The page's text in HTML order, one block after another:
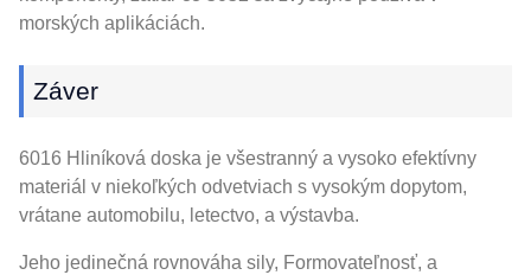
morských aplikáciách.
Záver
6016 Hliníková doska je všestranný a vysoko efektívny
materiál v niekoľkých odvetviach s vysokým dopytom,
vrátane automobilu, letectvo, a výstavba.
Jeho jedinečná rovnováha sily, Formovateľnosť, a